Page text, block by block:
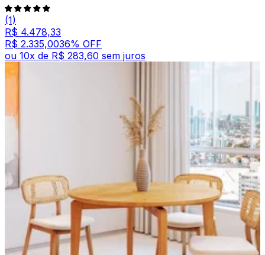
(1)
R$ 4.478,33
R$ 2.335,0036% OFF
ou 10x de R$ 283,60 sem juros